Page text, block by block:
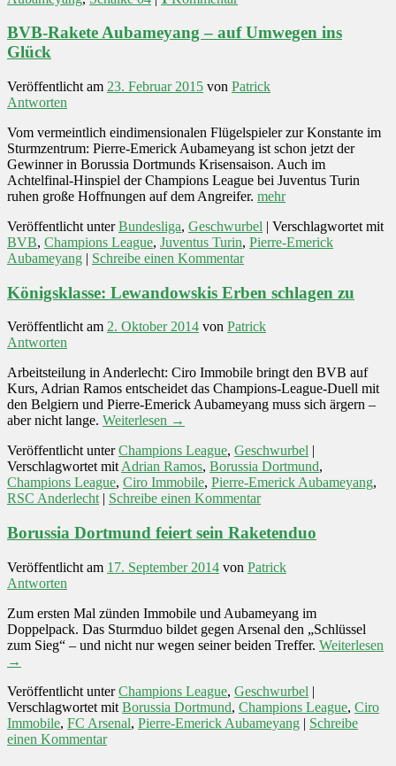
BVB-Rakete Aubameyang – auf Umwegen ins
Glück
Veröffentlicht am 23. Februar 2015 von Patrick
Antworten
Vom vermeintlich eindimensionalen Flügelspieler zur Konstante im
Sturmzentrum: Pierre-Emerick Aubameyang ist schon jetzt der
Gewinner in Borussia Dortmunds Krisensaison. Auch im
Achtelfinal-Hinspiel der Champions League bei Juventus Turin
ruhen große Hoffnungen auf dem Angreifer. mehr
Veröffentlicht unter Bundesliga, Geschwurbel | Verschlagwortet mit
BVB, Champions League, Juventus Turin, Pierre-Emerick
Aubameyang | Schreibe einen Kommentar
Königsklasse: Lewandowskis Erben schlagen zu
Veröffentlicht am 2. Oktober 2014 von Patrick
Antworten
Arbeitsteilung in Anderlecht: Ciro Immobile bringt den BVB auf
Kurs, Adrian Ramos entscheidet das Champions-League-Duell mit
den Belgiern und Pierre-Emerick Aubameyang muss sich ärgern –
aber nicht lange. Weiterlesen →
Veröffentlicht unter Champions League, Geschwurbel |
Verschlagwortet mit Adrian Ramos, Borussia Dortmund,
Champions League, Ciro Immobile, Pierre-Emerick Aubameyang,
RSC Anderlecht | Schreibe einen Kommentar
Borussia Dortmund feiert sein Raketenduo
Veröffentlicht am 17. September 2014 von Patrick
Antworten
Zum ersten Mal zünden Immobile und Aubameyang im
Doppelpack. Das Sturmduo bildet gegen Arsenal den „Schlüssel
zum Sieg“ – und nicht nur wegen seiner beiden Treffer. Weiterlesen
→
Veröffentlicht unter Champions League, Geschwurbel |
Verschlagwortet mit Borussia Dortmund, Champions League, Ciro
Immobile, FC Arsenal, Pierre-Emerick Aubameyang | Schreibe
einen Kommentar